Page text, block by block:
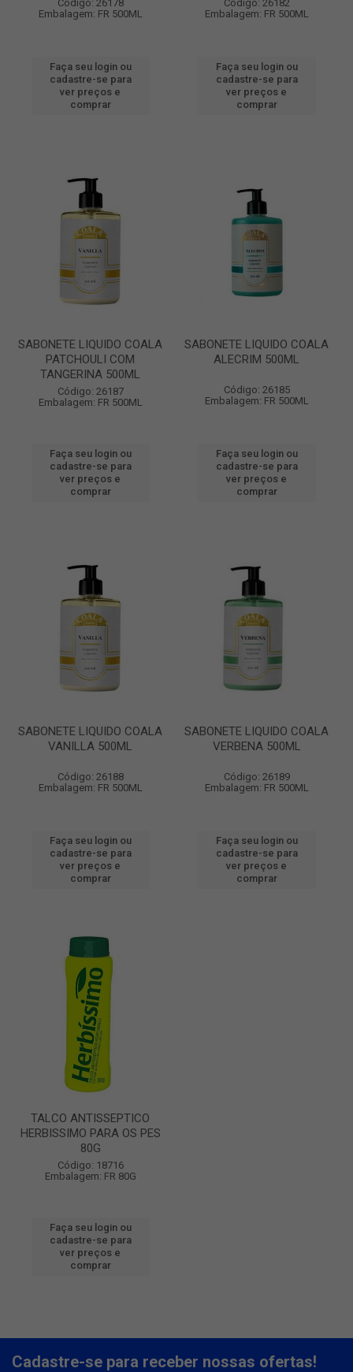
Código: 26178
Embalagem: FR 500ML
Faça seu login ou
cadastre-se para
ver preços e
comprar
Código: 26182
Embalagem: FR 500ML
Faça seu login ou
cadastre-se para
ver preços e
comprar
SABONETE LIQUIDO COALA
PATCHOULI COM
TANGERINA 500ML
Código: 26187
Embalagem: FR 500ML
Faça seu login ou
cadastre-se para
ver preços e
comprar
SABONETE LIQUIDO COALA
ALECRIM 500ML
Código: 26185
Embalagem: FR 500ML
Faça seu login ou
cadastre-se para
ver preços e
comprar
SABONETE LIQUIDO COALA
VANILLA 500ML
Código: 26188
Embalagem: FR 500ML
Faça seu login ou
cadastre-se para
ver preços e
comprar
SABONETE LIQUIDO COALA
VERBENA 500ML
Código: 26189
Embalagem: FR 500ML
Faça seu login ou
cadastre-se para
ver preços e
comprar
TALCO ANTISSEPTICO
HERBISSIMO PARA OS PES
80G
Código: 18716
Embalagem: FR 80G
Faça seu login ou
cadastre-se para
ver preços e
comprar
Cadastre-se para receber nossas ofertas!